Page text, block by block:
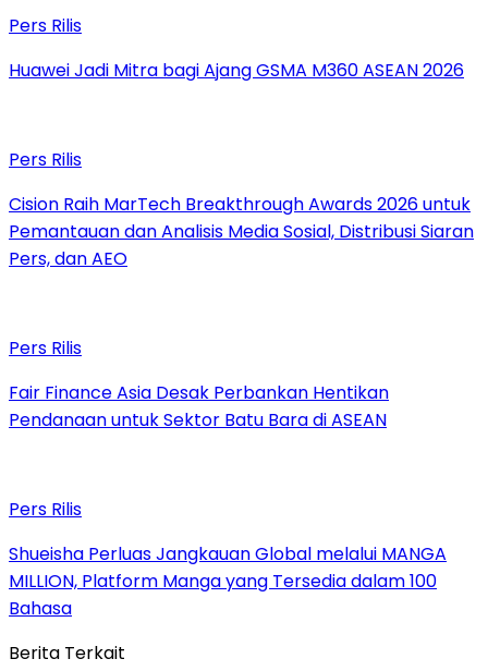
Pers Rilis
Huawei Jadi Mitra bagi Ajang GSMA M360 ASEAN 2026
Pers Rilis
Cision Raih MarTech Breakthrough Awards 2026 untuk
Pemantauan dan Analisis Media Sosial, Distribusi Siaran
Pers, dan AEO
Pers Rilis
Fair Finance Asia Desak Perbankan Hentikan
Pendanaan untuk Sektor Batu Bara di ASEAN
Pers Rilis
Shueisha Perluas Jangkauan Global melalui MANGA
MILLION, Platform Manga yang Tersedia dalam 100
Bahasa
Berita Terkait